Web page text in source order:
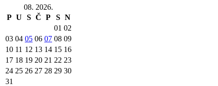
08. 2026.
P U S Č P S N
01 02
03 04 05 06 07 08 09
10 11 12 13 14 15 16
17 18 19 20 21 22 23
24 25 26 27 28 29 30
31